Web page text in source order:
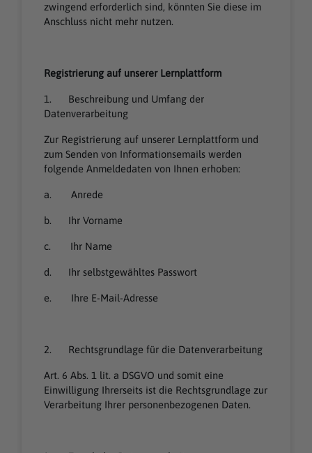
zwingend erforderlich sind, könnten Sie diese im
Anschluss nicht mehr nutzen.
Registrierung auf unserer Lernplattform
1. Beschreibung und Umfang der
Datenverarbeitung
Zur Registrierung auf unserer Lernplattform und
zum Senden von Informationsemails werden
folgende Anmeldedaten von Ihnen erhoben:
a. Anrede
b. Ihr Vorname
c. Ihr Name
d. Ihr selbstgewähltes Passwort
e. Ihre E-Mail-Adresse
2. Rechtsgrundlage für die Datenverarbeitung
Art. 6 Abs. 1 lit. a DSGVO und somit eine
Einwilligung Ihrerseits ist die Rechtsgrundlage zur
Verarbeitung Ihrer personenbezogenen Daten.